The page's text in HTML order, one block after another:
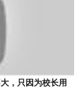
，只因为校长用